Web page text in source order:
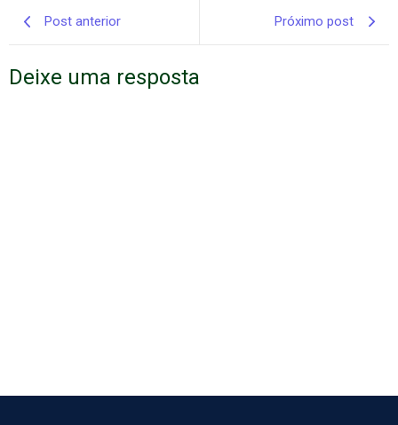
Post anterior Próximo post
Deixe uma resposta